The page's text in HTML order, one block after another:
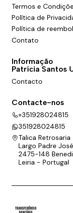
Termos e
Política de
Política de
Contato
Informação
Patrícia Santos
Contacto
Contacte-nos
+351928024815
351928024815
Talica Retrosaria
Largo Padre
2475-148
Leiria - Portugal